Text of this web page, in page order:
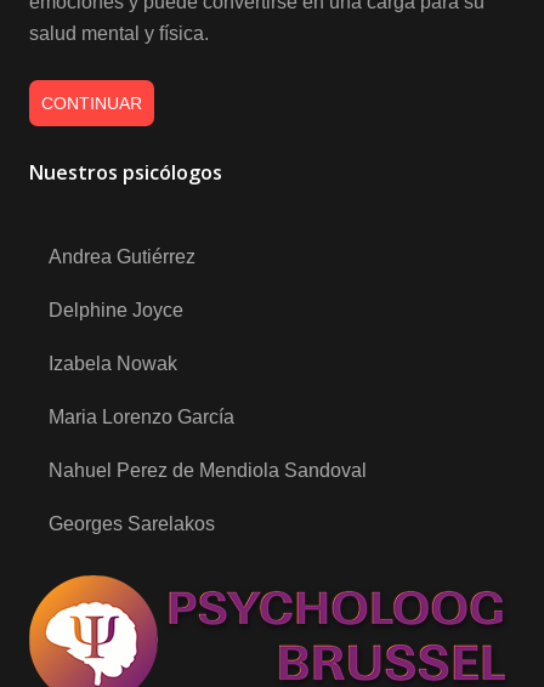
salud mental y física.
CONTINUAR
Nuestros psicólogos
Andrea Gutiérrez
Delphine Joyce
Izabela Nowak
Maria Lorenzo García
Nahuel Perez de Mendiola Sandoval
Georges Sarelakos